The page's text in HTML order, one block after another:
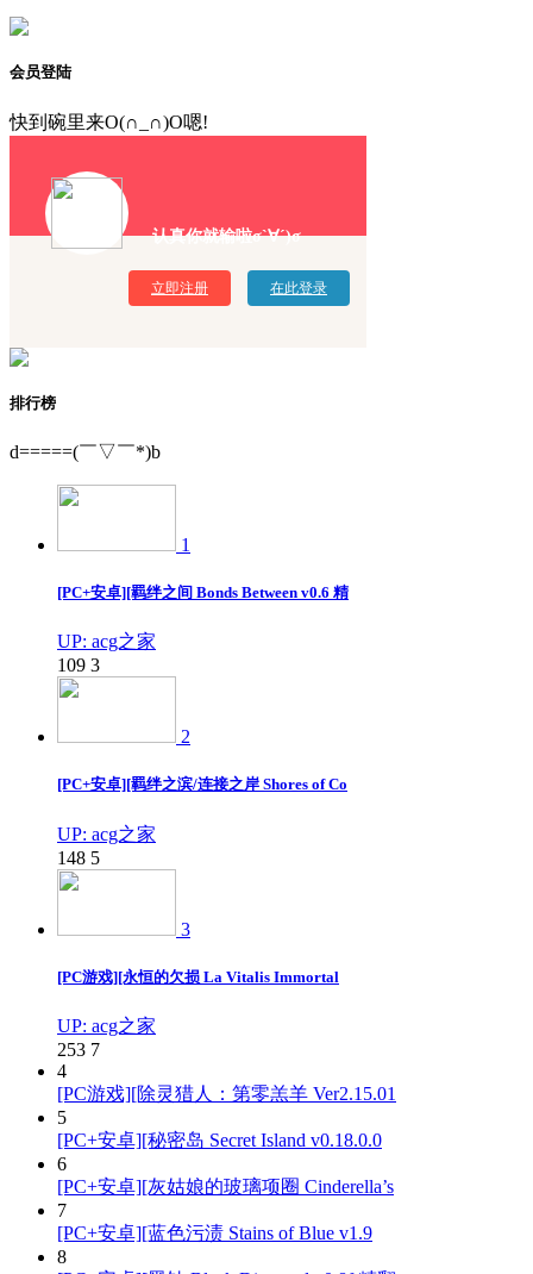
会员登陆
快到碗里来O(∩_∩)O嗯!
认真你就输啦σ`∀´)σ
立即注册 在此登录
排行榜
d=====(￣▽￣*)b
1
[PC+安卓][羁绊之间 Bonds Between v0.6 精
UP: acg之家
109 3
2
[PC+安卓][羁绊之滨/连接之岸 Shores of Co
UP: acg之家
148 5
3
[PC游戏][永恒的欠损 La Vitalis Immortal
UP: acg之家
253 7
4
[PC游戏][除灵猎人：第零羔羊 Ver2.15.01
5
[PC+安卓][秘密岛 Secret Island v0.18.0.0
6
[PC+安卓][灰姑娘的玻璃项圈 Cinderella’s
7
[PC+安卓][蓝色污渍 Stains of Blue v1.9
8